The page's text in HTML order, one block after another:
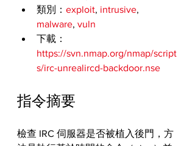
類別： exploit, intrusive,
malware, vuln
下載：
https://svn.nmap.org/nmap/script
s/irc-unrealircd-backdoor.nse
指令摘要
檢查 IRC 伺服器是否被植入後門，方